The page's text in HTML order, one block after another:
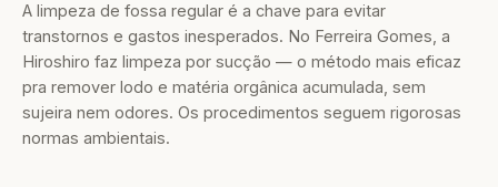
A limpeza de fossa regular é a chave para evitar
transtornos e gastos inesperados. No Ferreira Gomes, a
Hiroshiro faz limpeza por sucção — o método mais eficaz
pra remover lodo e matéria orgânica acumulada, sem
sujeira nem odores. Os procedimentos seguem rigorosas
normas ambientais.